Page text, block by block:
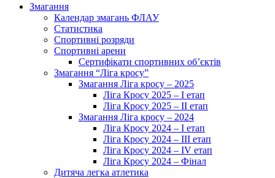
Змагання
Календар змагань ФЛАУ
Статистика
Спортивні розряди
Спортивні арени
Сертифікати спортивних об’єктів
Змагання “Ліга кросу”
Змагання Ліга кросу – 2025
Ліга Кросу 2025 – I етап
Ліга Кросу 2025 – II етап
Змагання Ліга кросу – 2024
Ліга Кросу 2024 – I етап
Ліга Кросу 2024 – III етап
Ліга Кросу 2024 – IV етап
Ліга Кросу 2024 – Фінал
Дитяча легка атлетика